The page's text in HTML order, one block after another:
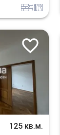
tuhlaobzavejdne_0 v_blizost_do_asfaltiran_put
125 кв.м.